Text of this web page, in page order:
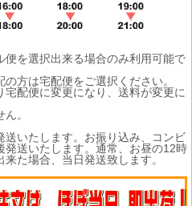
便を選択出来る場合のみ利用可能で
方は宅配便をご選択ください。
配便に変更になり、送料が変更に
。
いたします。お振り込み、コンビ
発送いたします。通常、お昼の12時
た場合、当日発送致します。